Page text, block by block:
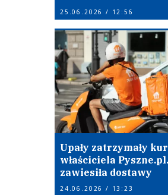
25.06.2026 / 12:56
Upały zatrzymały
właściciela
zawiesiła dostawy
24.06.2026 / 13:23